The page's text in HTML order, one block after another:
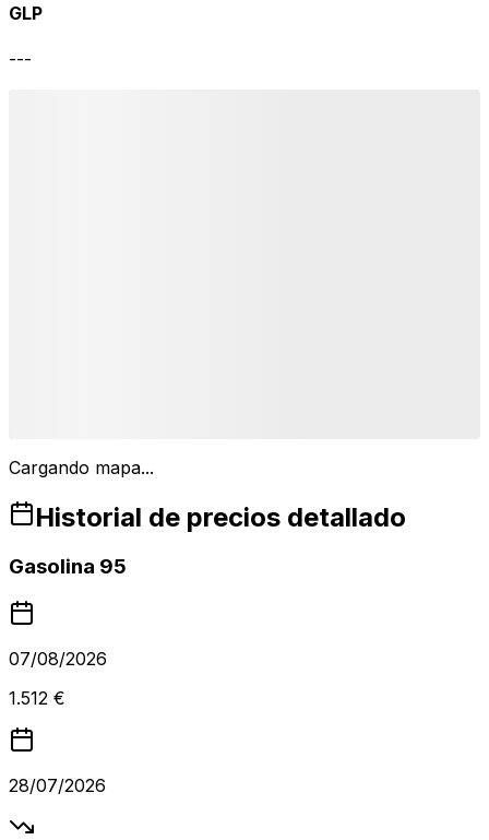
GLP
---
Cargando mapa...
Historial de precios detallado
Gasolina 95
07/08/2026
1.512 €
28/07/2026